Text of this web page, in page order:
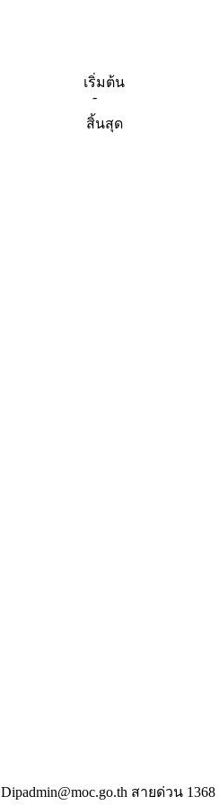
เริ่มต้น
สิ้นสุด
-
Dipadmin@moc.go.th สายด่วน 1368